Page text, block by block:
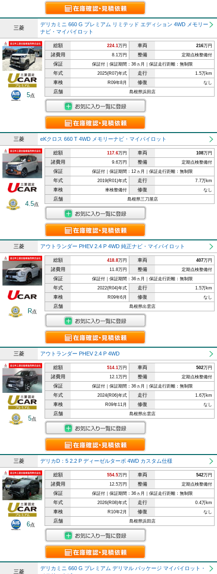
三菱
デリカミニ 660 G プレミアム リミテッド エディション 4WD メモリー
ナビ・マイパイロット
5点
総額 224.1万円 車両 216万円
諸費用 8.1万円 整備 定期点検整備付
保証 保証付｜保証期間：36ヵ月｜保証走行距離：無制限
年式 2025(R07)年式 走行 1.5万km
車検 R09年8月 修復 なし
店舗 島根県浜田店
三菱 eKクロス 660 T 4WD メモリーナビ・マイパイロット
4.5点
総額 117.6万円 車両 108万円
諸費用 9.6万円 整備 定期点検整備付
保証 保証付｜保証期間：12ヵ月｜保証走行距離：無制限
年式 2019(R01)年式 走行 7.7万km
車検 車検整備付 修復 なし
店舗 島根県三刀屋店
三菱 アウトランダー PHEV 2.4 P 4WD 純正ナビ・マイパイロット
R点
総額 418.8万円 車両 407万円
諸費用 11.8万円 整備 定期点検整備付
保証 保証付｜保証期間：36ヵ月｜保証走行距離：無制限
年式 2022(R04)年式 走行 1.5万km
車検 R09年6月 修復 なし
店舗 島根県出雲店
三菱 アウトランダー PHEV 2.4 P 4WD
5点
総額 514.1万円 車両 502万円
諸費用 12.1万円 整備 定期点検整備付
保証 保証付｜保証期間：36ヵ月｜保証走行距離：無制限
年式 2024(R06)年式 走行 1.6万km
車検 R09年11月 修復 なし
店舗 島根県出雲店
三菱 デリカD：5 2.2 P ディーゼルターボ 4WD カスタム仕様
6点
総額 554.5万円 車両 542万円
諸費用 12.5万円 整備 定期点検整備付
保証 保証付｜保証期間：36ヵ月｜保証走行距離：無制限
年式 2026(R08)年式 走行 0.4万km
車検 R10年2月 修復 なし
店舗 島根県浜田店
三菱
デリカミニ 660 G プレミアム デリマル パッケージ マイパイロット・